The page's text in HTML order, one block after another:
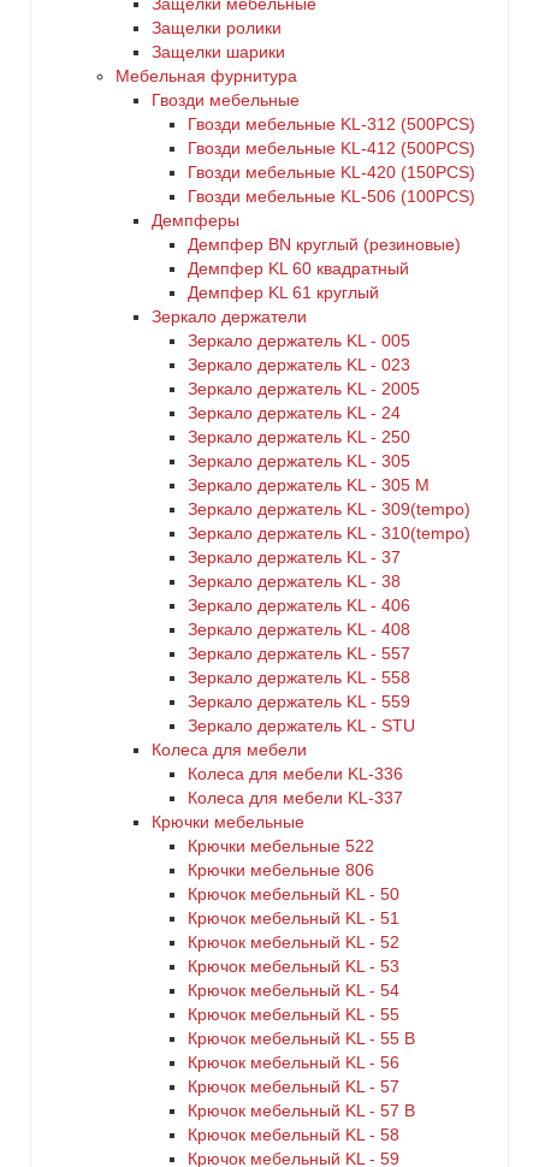
Защелки ролики
Защелки шарики
Мебельная фурнитура
Гвозди мебельные
Гвозди мебельные KL-312 (500PCS)
Гвозди мебельные KL-412 (500PCS)
Гвозди мебельные KL-420 (150PCS)
Гвозди мебельные KL-506 (100PCS)
Демпферы
Демпфер BN круглый (резиновые)
Демпфер KL 60 квадратный
Демпфер KL 61 круглый
Зеркало держатели
Зеркало держатель KL - 005
Зеркало держатель KL - 023
Зеркало держатель KL - 2005
Зеркало держатель KL - 24
Зеркало держатель KL - 250
Зеркало держатель KL - 305
Зеркало держатель KL - 305 M
Зеркало держатель KL - 309(tempo)
Зеркало держатель KL - 310(tempo)
Зеркало держатель KL - 37
Зеркало держатель KL - 38
Зеркало держатель KL - 406
Зеркало держатель KL - 408
Зеркало держатель KL - 557
Зеркало держатель KL - 558
Зеркало держатель KL - 559
Зеркало держатель KL - STU
Колеса для мебели
Колеса для мебели KL-336
Колеса для мебели KL-337
Крючки мебельные
Крючки мебельные 522
Крючки мебельные 806
Крючок мебельный KL - 50
Крючок мебельный KL - 51
Крючок мебельный KL - 52
Крючок мебельный KL - 53
Крючок мебельный KL - 54
Крючок мебельный KL - 55
Крючок мебельный KL - 55 B
Крючок мебельный KL - 56
Крючок мебельный KL - 57
Крючок мебельный KL - 57 B
Крючок мебельный KL - 58
Крючок мебельный KL - 59